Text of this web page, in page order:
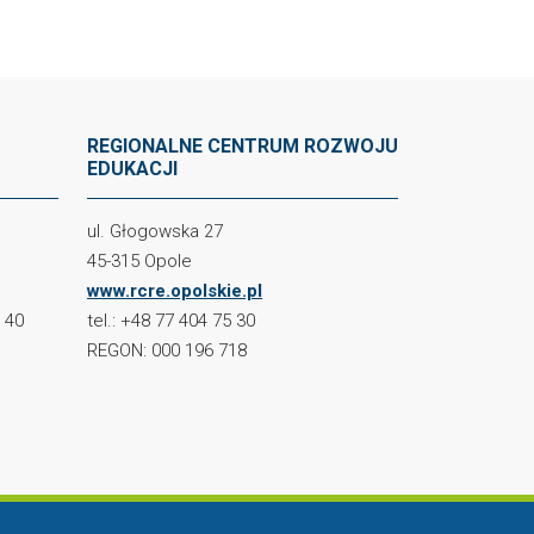
40
REGIONALNE CENTRUM ROZWOJU
EDUKACJI
ul. Głogowska 27
45-315 Opole
www.rcre.opolskie.pl
tel.: +48 77 404 75 30
REGON: 000 196 718